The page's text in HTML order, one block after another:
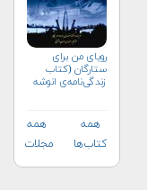
رویای من برای
ستارگان (کتاب
زندگی‌نامه‌ی انوشه
همه
کتاب‌ها
همه
مجلات